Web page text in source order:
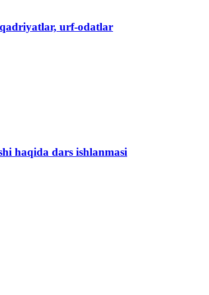
urf-odatlar
haqida dars ishlanmasi